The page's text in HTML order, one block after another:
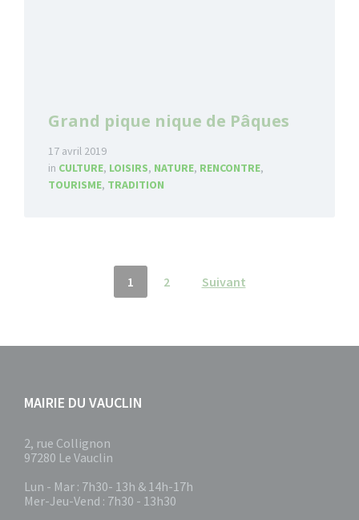
Grand pique nique de Pâques
17 avril 2019
in CULTURE, LOISIRS, NATURE, RENCONTRE,
TOURISME, TRADITION
Pagination
publications
1 2 Suivant
MAIRIE DU VAUCLIN
2, rue Collignon
97280 Le Vauclin
Lun - Mar : 7h30- 13h & 14h-17h
Mer-Jeu-Vend : 7h30 - 13h30